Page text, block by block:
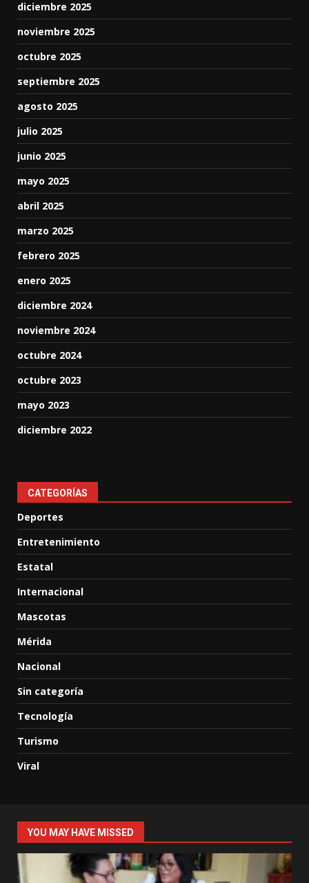
diciembre 2025
noviembre 2025
octubre 2025
septiembre 2025
agosto 2025
julio 2025
junio 2025
mayo 2025
abril 2025
marzo 2025
febrero 2025
enero 2025
diciembre 2024
noviembre 2024
octubre 2024
octubre 2023
mayo 2023
diciembre 2022
CATEGORÍAS
Deportes
Entretenimiento
Estatal
Internacional
Mascotas
Mérida
Nacional
Sin categoría
Tecnología
Turismo
Viral
YOU MAY HAVE MISSED